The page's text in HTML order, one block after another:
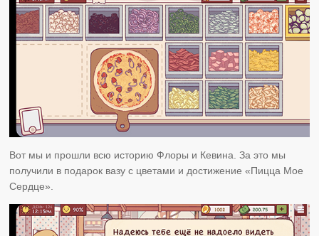
Вот мы и прошли всю историю Флоры и Кевина. За это мы
получили в подарок вазу с цветами и достижение «Пицца Мое
Сердце».